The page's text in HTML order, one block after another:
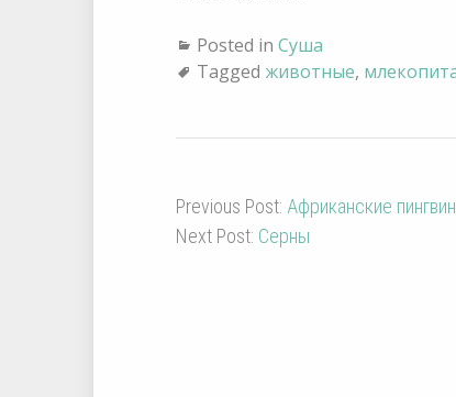
Posted in Суша
Tagged животные,
Previous Post: Африканские
Next Post: Серны